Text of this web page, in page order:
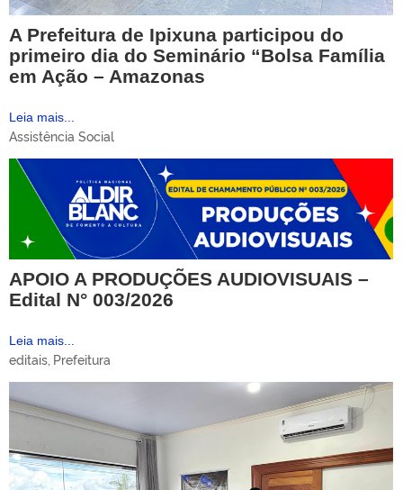
A Prefeitura de Ipixuna participou do
primeiro dia do Seminário “Bolsa Família
em Ação – Amazonas
Leia mais...
Assistência Social
APOIO A PRODUÇÕES AUDIOVISUAIS –
Edital N° 003/2026
Leia mais...
editais Prefeitura